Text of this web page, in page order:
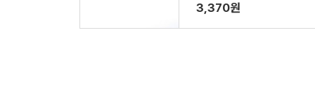
3,370원